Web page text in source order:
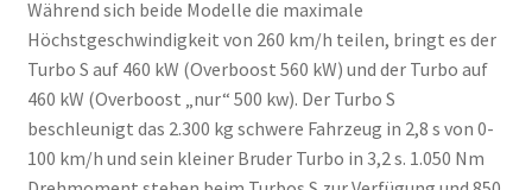
Während sich beide Modelle die maximale
Höchstgeschwindigkeit von 260 km/h teilen, bringt es der
Turbo S auf 460 kW (Overboost 560 kW) und der Turbo auf
460 kW (Overboost „nur“ 500 kw). Der Turbo S
beschleunigt das 2.300 kg schwere Fahrzeug in 2,8 s von 0-
100 km/h und sein kleiner Bruder Turbo in 3,2 s. 1.050 Nm